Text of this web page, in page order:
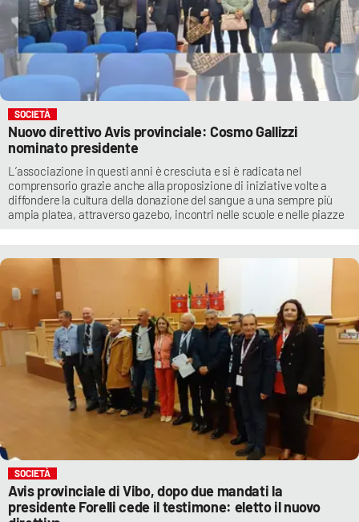
COSENZACHANNEL.IT
ILVIBONESE.IT
CATANZAROCHANNEL.IT
LACAPITALENEWS.IT
ANDROID
APPLE
SOCIETÀ
Nuovo direttivo Avis provinciale: Cosmo Gallizzi
nominato presidente
L’associazione in questi anni è cresciuta e si è radicata nel
comprensorio grazie anche alla proposizione di iniziative volte a
diffondere la cultura della donazione del sangue a una sempre più
ampia platea, attraverso gazebo, incontri nelle scuole e nelle piazze
SOCIETÀ
Avis provinciale di Vibo, dopo due mandati la
presidente Forelli cede il testimone: eletto il nuovo